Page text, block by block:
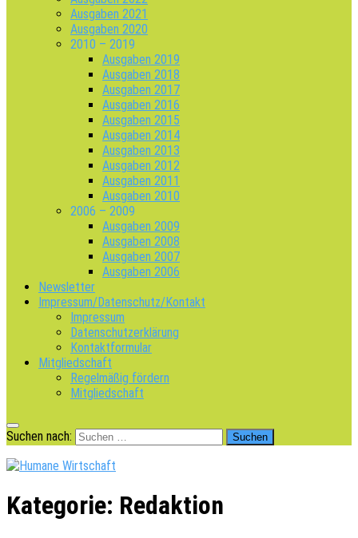
Ausgaben 2021
Ausgaben 2020
2010 – 2019
Ausgaben 2019
Ausgaben 2018
Ausgaben 2017
Ausgaben 2016
Ausgaben 2015
Ausgaben 2014
Ausgaben 2013
Ausgaben 2012
Ausgaben 2011
Ausgaben 2010
2006 – 2009
Ausgaben 2009
Ausgaben 2008
Ausgaben 2007
Ausgaben 2006
Newsletter
Impressum/Datenschutz/Kontakt
Impressum
Datenschutzerklärung
Kontaktformular
Mitgliedschaft
Regelmäßig fördern
Mitgliedschaft
Suchen nach:
Kategorie: Redaktion